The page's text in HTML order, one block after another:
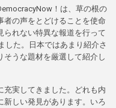
！は、草の根の
者の声をとどけることを使命
られない特異な報道を行って
した。日本ではあまり紹介さ
そうな題材を厳選して紹介し
充実してきました。どれも内
新しい発見があります。いろ